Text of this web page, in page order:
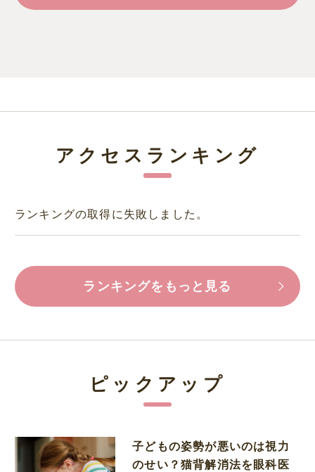
アクセスランキング
ランキングの取得に失敗しました。
ランキングをもっと見る
ピックアップ
子どもの姿勢が悪いのは視力
のせい？猫背解消法を眼科医